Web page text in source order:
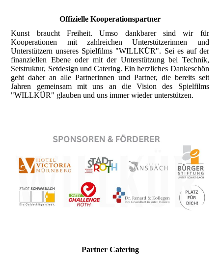
Offizielle Kooperationspartner
Kunst braucht Freiheit. Umso dankbarer sind wir für
Kooperationen mit zahlreichen Unterstützerinnen und
Unterstützern unseres Spielfilms "WILLKÜR". Sei es auf der
finanziellen Ebene oder mit der Unterstützung bei Technik,
Setstruktur, Setdesign und Catering. Ein herzliches Dankeschön
geht daher an alle Partnerinnen und Partner, die bereits seit
Jahren gemeinsam mit uns an die Vision des Spielfilms
"WILLKÜR" glauben und uns immer wieder unterstützen.
Partner Catering